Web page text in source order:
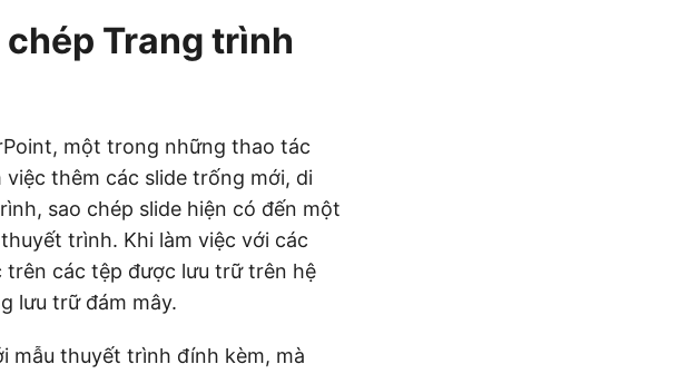
chép Trang trình
một trong những thao tác
thêm các slide trống mới, di
sao chép slide hiện có đến một
trình. Khi làm việc với các
các tệp được lưu trữ trên hệ
lưu trữ đám mây.
mẫu thuyết trình đính kèm, mà